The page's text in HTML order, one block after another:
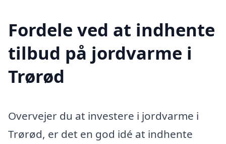
Fordele ved at indhente
tilbud på jordvarme i
Trørød
Overvejer du at investere i jordvarme i
Trørød, er det en god idé at indhente